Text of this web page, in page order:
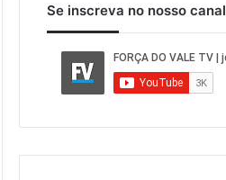
Se inscreva no nosso canal